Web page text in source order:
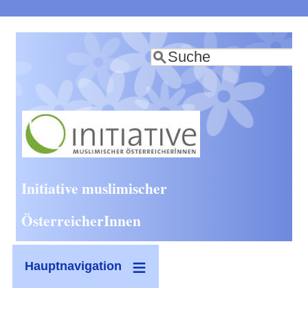
zum
Inhalt
Suche
Initiative muslimischer
ÖsterreicherInnen
Hauptnavigation